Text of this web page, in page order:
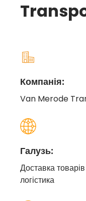
Компанія:
Van Merode
Галузь:
Доставка товарів
логістика